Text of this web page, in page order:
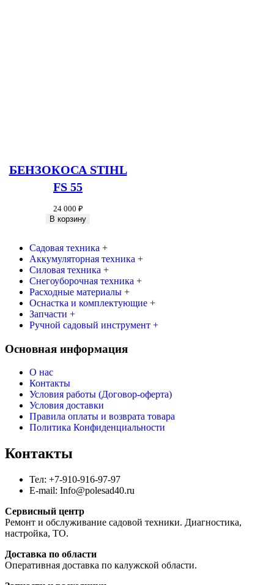
БЕНЗОКОСА STIHL
FS 55
24 000 ₽
В корзину
Садовая техника +
Аккумуляторная техника +
Силовая техника +
Снегоуборочная техника +
Расходные материалы +
Оснастка и комплектующие +
Запчасти +
Ручной садовый инструмент +
Основная информация
О нас
Контакты
Условия работы (Договор-оферта)
Условия доставки
Правила оплаты и возврата товара
Политика Конфиденциальности
Контакты
Тел: +7-910-916-97-97
E-mail: Info@polesad40.ru
Сервисный центр
Ремонт и обслуживание садовой техники. Диагностика,
настройка, ТО.
Доставка по области
Оперативная доставка по калужской области.